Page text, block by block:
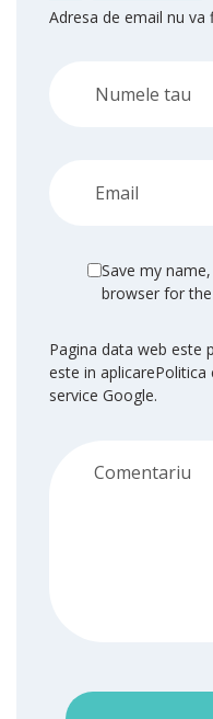
Adresa de email nu va
Save my
browser for
Pagina data web este
este in aplicarePolitica
service Google.